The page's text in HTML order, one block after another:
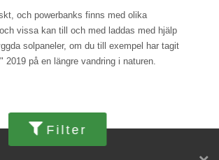
och powerbanks finns med olika
vissa kan till och med laddas med hjälp
solpaneler, om du till exempel har tagit
2019 på en längre vandring i naturen.
Filter